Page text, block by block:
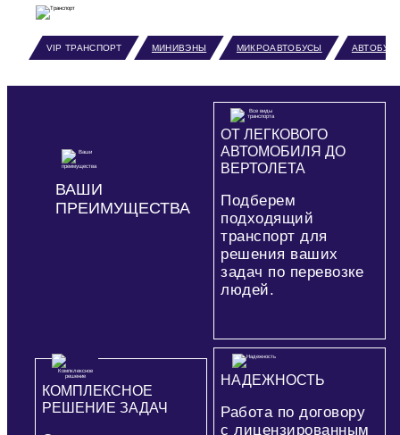
VIP ТРАНСПОРТ МИНИВЭНЫ МИКРОАВТОБУСЫ
ВАШИ
ПРЕИМУЩЕСТВА
ОТ ЛЕГКОВОГО
АВТОМОБИЛЯ ДО
ВЕРТОЛЕТА
Подберем
подходящий
транспорт для
решения ваших
задач по перевозке
людей.
КОМПЛЕКСНОЕ
РЕШЕНИЕ ЗАДАЧ
НАДЕЖНОСТЬ
Работа по договору
с лицензированным